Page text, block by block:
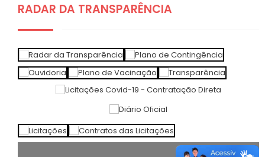
RADAR DA TRANSPARÊNCIA